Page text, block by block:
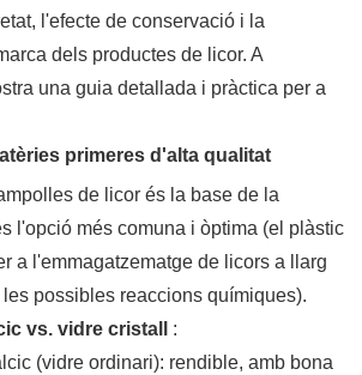
l'efecte de conservació i la
dels productes de licor. A
una guia detallada i pràctica per a
primeres d'alta qualitat
de licor és la base de la
l'opció més comuna i òptima (el plàstic
a l'emmagatzematge de licors a llarg
possibles reaccions químiques).
vs. vidre cristall
:
(vidre ordinari): rendible, amb bona